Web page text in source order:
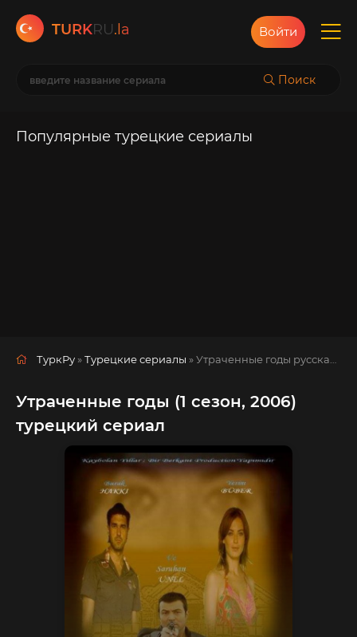
TURKRU.la
Поиск
Войти
Популярные турецкие сериалы
ТуркРу »Турецкие сериалы » Утраченные годы русская озвучка смотреть полностью онлайн!
Утраченные годы (1 сезон, 2006)
турецкий сериал